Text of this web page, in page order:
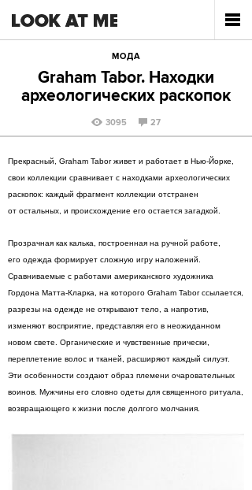
МОДА
Graham Tabor. Находки
археологических раскопок
3095 27
Прекрасный, Graham Tabor живет и работает в Нью-Йорке,
свои коллекции сравнивает с находками археологических
раскопок: каждый фрагмент коллекции отстранен
от остальных, и происхождение его остается загадкой.
Прозрачная как калька, построенная на ручной работе,
его одежда формирует сложную игру наложений.
Сравниваемые с работами американского художника
Гордона Матта-Кларка, на которого Graham Tabor сcылается,
разрезы на одежде не открывают тело, а напротив,
изменяют восприятие, представляя его в неожиданном
новом свете. Органические и чувственные прически,
переплетение волос и тканей, расширяют каждый силуэт.
Эти особенности создают образ племени очаровательных
воинов. Мужчины его словно одеты для священного ритуала,
возвращающего к жизни после долгого молчания.